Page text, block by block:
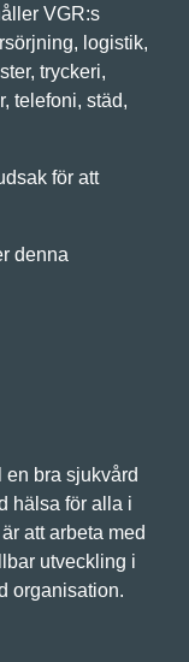
VGR:s
logistik,
tryckeri,
telefoni, städ,
för att
denna
bra sjukvård
hälsa för alla i
att arbeta med
utveckling i
organisation.